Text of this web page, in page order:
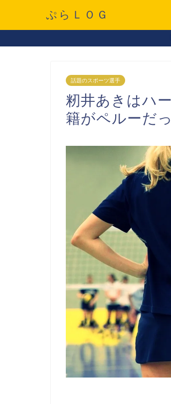
ぷらＬＯＧ
話題のスポーツ選手
籾井あきはハ
籍がペルーだっ